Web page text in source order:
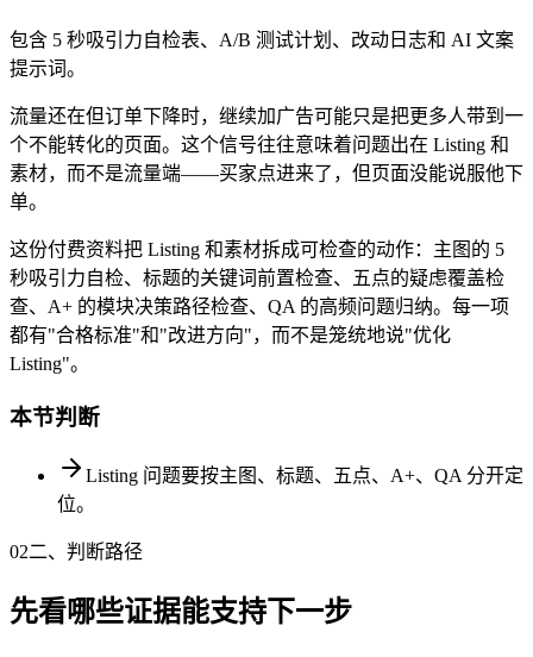
包含 5 秒吸引力自检表、A/B 测试计划、改动日志和 AI 文案
提示词。
流量还在但订单下降时，继续加广告可能只是把更多人带到一
个不能转化的页面。这个信号往往意味着问题出在 Listing 和
素材，而不是流量端——买家点进来了，但页面没能说服他下
单。
这份付费资料把 Listing 和素材拆成可检查的动作：主图的 5
秒吸引力自检、标题的关键词前置检查、五点的疑虑覆盖检
查、A+ 的模块决策路径检查、QA 的高频问题归纳。每一项
都有"合格标准"和"改进方向"，而不是笼统地说"优化
Listing"。
本节判断
Listing 问题要按主图、标题、五点、A+、QA 分开定
位。
02二、判断路径
先看哪些证据能支持下一步